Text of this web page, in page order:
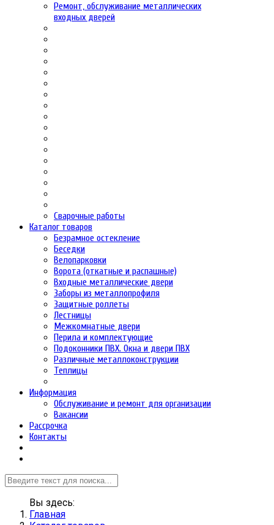
Ремонт, обслуживание металлических
входных дверей
Сварочные работы
Каталог товаров
Безрамное остекление
Беседки
Велопарковки
Ворота (откатные и распашные)
Входные металлические двери
Заборы из металлопрофиля
Защитные роллеты
Лестницы
Межкомнатные двери
Перила и комплектующие
Подоконники ПВХ. Окна и двери ПВХ
Различные металлоконструкции
Теплицы
Информация
Обслуживание и ремонт для организации
Вакансии
Рассрочка
Контакты
Вы здесь:
Главная